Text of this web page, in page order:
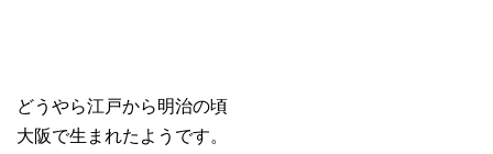
どうやら江戸から明治の頃
大阪で生まれたようです。